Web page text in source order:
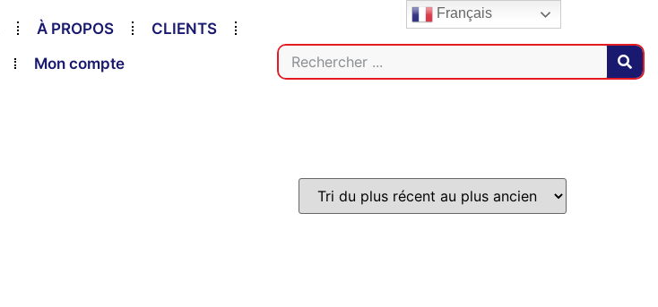
À PROPOS
CLIENTS
Mon compte
Français